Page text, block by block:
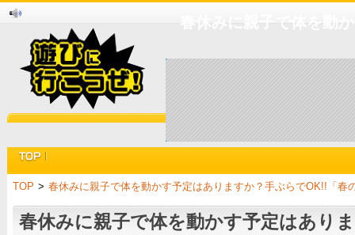
春休みに親子で体を動
TOP > 春休みに親子で体を動かす予定はありますか？手ぶらでOK!!「
春休みに親子で体を動かす予定はありま